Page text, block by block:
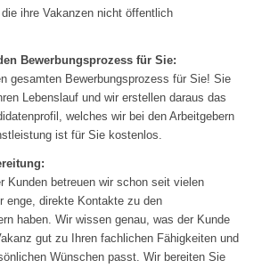
ihre Vakanzen nicht öffentlich
Bewerbungsprozess für Sie:
gesamten Bewerbungsprozess für Sie! Sie
Lebenslauf und wir erstellen daraus das
welches wir bei den Arbeitgebern
ist für Sie kostenlos.
Kunden betreuen wir schon seit vielen
enge, direkte Kontakte zu den
haben. Wir wissen genau, was der Kunde
gut zu Ihren fachlichen Fähigkeiten und
Wünschen passt. Wir bereiten Sie